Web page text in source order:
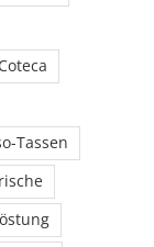
Coteca
Tassen